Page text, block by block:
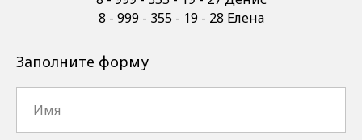
8 - 999 - 355 - 19 - 28 Елена
Заполните форму